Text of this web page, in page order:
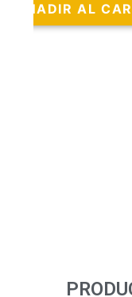
$380.00